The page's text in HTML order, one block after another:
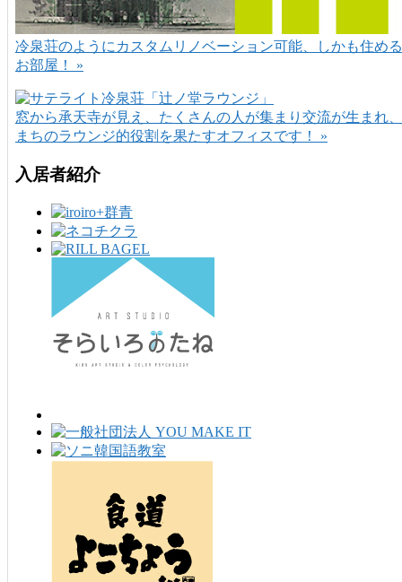
冷泉荘のようにカスタムリノベーション可能、しかも住める
お部屋！ »
窓から承天寺が見え、たくさんの人が集まり交流が生まれ、
まちのラウンジ的役割を果たすオフィスです！ »
入居者紹介